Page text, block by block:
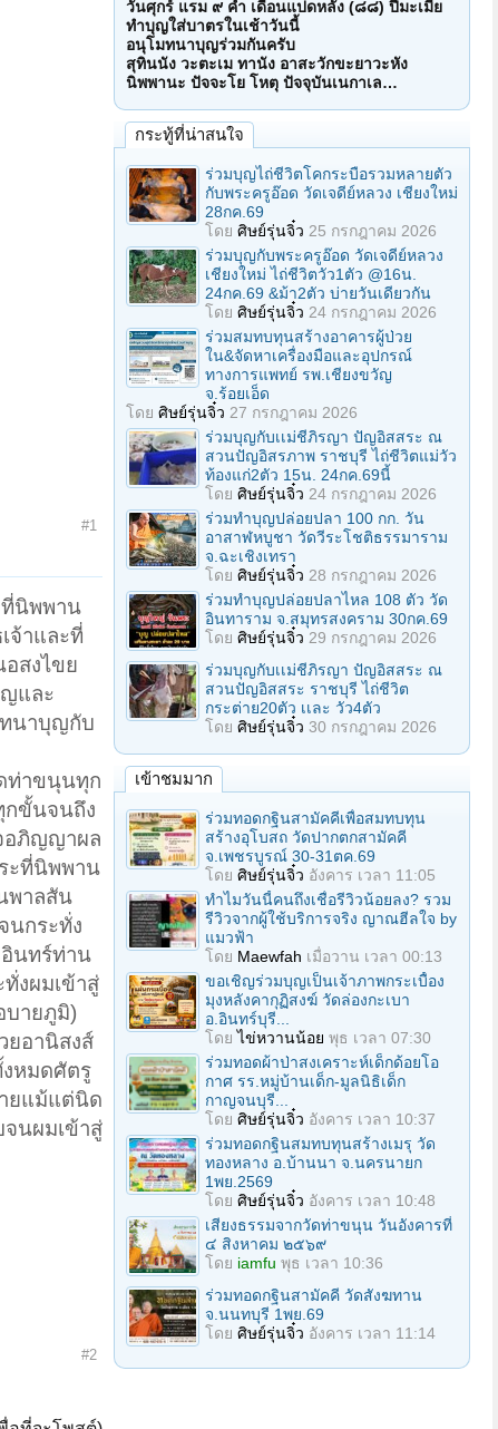
#1
นิพพาน
จ้าและที่
สงไขย
และ
นาบุญกับ
ท่าขนุนทุก
กขั้นจนถึง
อภิญญาผล
ะที่นิพพาน
พาลสัน
นกระทั่ง
นทร์ท่าน
งผมเข้าสู่
บายภูมิ)
ยอานิสงส์
หมดศัตรู
ยแม้แต่นิด
นผมเข้าสู่
#2
วันศุกร์ แรม ๙ ค่ำ เดือนแปดหลัง (๘๘) ปีมะเมีย
ทำบุญใส่บาตรในเช้าวันนี้
อนุโมทนาบุญร่วมกันครับ
สุทินนัง วะตะเม ทานัง อาสะวักขะยาวะหัง
นิพพานะ ปัจจะโย โหตุ ปัจจุบันเนกาเล…
กระทู้ที่น่าสนใจ
ร่วมบุญไถ่ชีวิตโคกระบือรวมหลายตัว
กับพระครูอ๊อด วัดเจดีย์หลวง เชียงใหม่
28กค.69
โดย ศิษย์รุ่นจิ๋ว 25 กรกฎาคม 2026
ร่วมบุญกับพระครูอ๊อด วัดเจดีย์หลวง
เชียงใหม่ ไถ่ชีวิตวัว1ตัว @16น.
24กค.69 &ม้า2ตัว บ่ายวันเดียวกัน
โดย ศิษย์รุ่นจิ๋ว 24 กรกฎาคม 2026
ร่วมสมทบทุนสร้างอาคารผู้ป่วย
ใน&จัดหาเครื่องมือและอุปกรณ์
ทางการแพทย์ รพ.เชียงขวัญ
จ.ร้อยเอ็ด
โดย ศิษย์รุ่นจิ๋ว 27 กรกฎาคม 2026
ร่วมบุญกับเเม่ชีภิรญา ปัญอิสสระ ณ
สวนปัญอิสรภาพ ราชบุรี ไถ่ชีวิตแม่วัว
ท้องแก่2ตัว 15น. 24กค.69นี้
โดย ศิษย์รุ่นจิ๋ว 24 กรกฎาคม 2026
ร่วมทําบุญปล่อยปลา 100 กก. วัน
อาสาฬหบูชา วัดวีระโชติธรรมาราม
จ.ฉะเชิงเทรา
โดย ศิษย์รุ่นจิ๋ว 28 กรกฎาคม 2026
ร่วมทําบุญปล่อยปลาไหล 108 ตัว วัด
อินทาราม จ.สมุทรสงคราม 30กค.69
โดย ศิษย์รุ่นจิ๋ว 29 กรกฎาคม 2026
ร่วมบุญกับเเม่ชีภิรญา ปัญอิสสระ ณ
สวนปัญอิสสระ ราชบุรี ไถ่ชีวิต
กระต่าย20ตัว เเละ วัว4ตัว
โดย ศิษย์รุ่นจิ๋ว 30 กรกฎาคม 2026
เข้าชมมาก
ร่วมทอดกฐินสามัคคีเพื่อสมทบทุน
สร้างอุโบสถ วัดปากตกสามัคคี
จ.เพชรบูรณ์ 30-31ตค.69
โดย ศิษย์รุ่นจิ๋ว อังคาร เวลา 11:05
ทำไมวันนี้คนถึงเชื่อรีวิวน้อยลง? รวม
รีวิวจากผู้ใช้บริการจริง ญาณฮีลใจ by
แมวฟ้า
โดย Maewfah เมื่อวาน เวลา 00:13
ขอเชิญร่วมบุญเป็นเจ้าภาพกระเบื้อง
มุงหลังคากุฏิสงฆ์ วัดล่องกะเบา
อ.อินทร์บุรี...
โดยไข่หวานน้อย พุธ เวลา 07:30
ร่วมทอดผ้าป่าสงเคราะห์เด็กด้อยโอ
กาศ รร.หมู่บ้านเด็ก-มูลนิธิเด็ก
กาญจนบุรี...
โดย ศิษย์รุ่นจิ๋ว อังคาร เวลา 10:37
ร่วมทอดกฐินสมทบทุนสร้างเมรุ วัด
ทองหลาง อ.บ้านนา จ.นครนายก
1พย.2569
โดย ศิษย์รุ่นจิ๋ว อังคาร เวลา 10:48
เสียงธรรมจากวัดท่าขนุน วันอังคารที่
๔ สิงหาคม ๒๕๖๙
โดย iamfu พุธ เวลา 10:36
ร่วมทอดกฐินสามัคคี วัดสังฆทาน
จ.นนทบุรี 1พย.69
โดย ศิษย์รุ่นจิ๋ว อังคาร เวลา 11:14